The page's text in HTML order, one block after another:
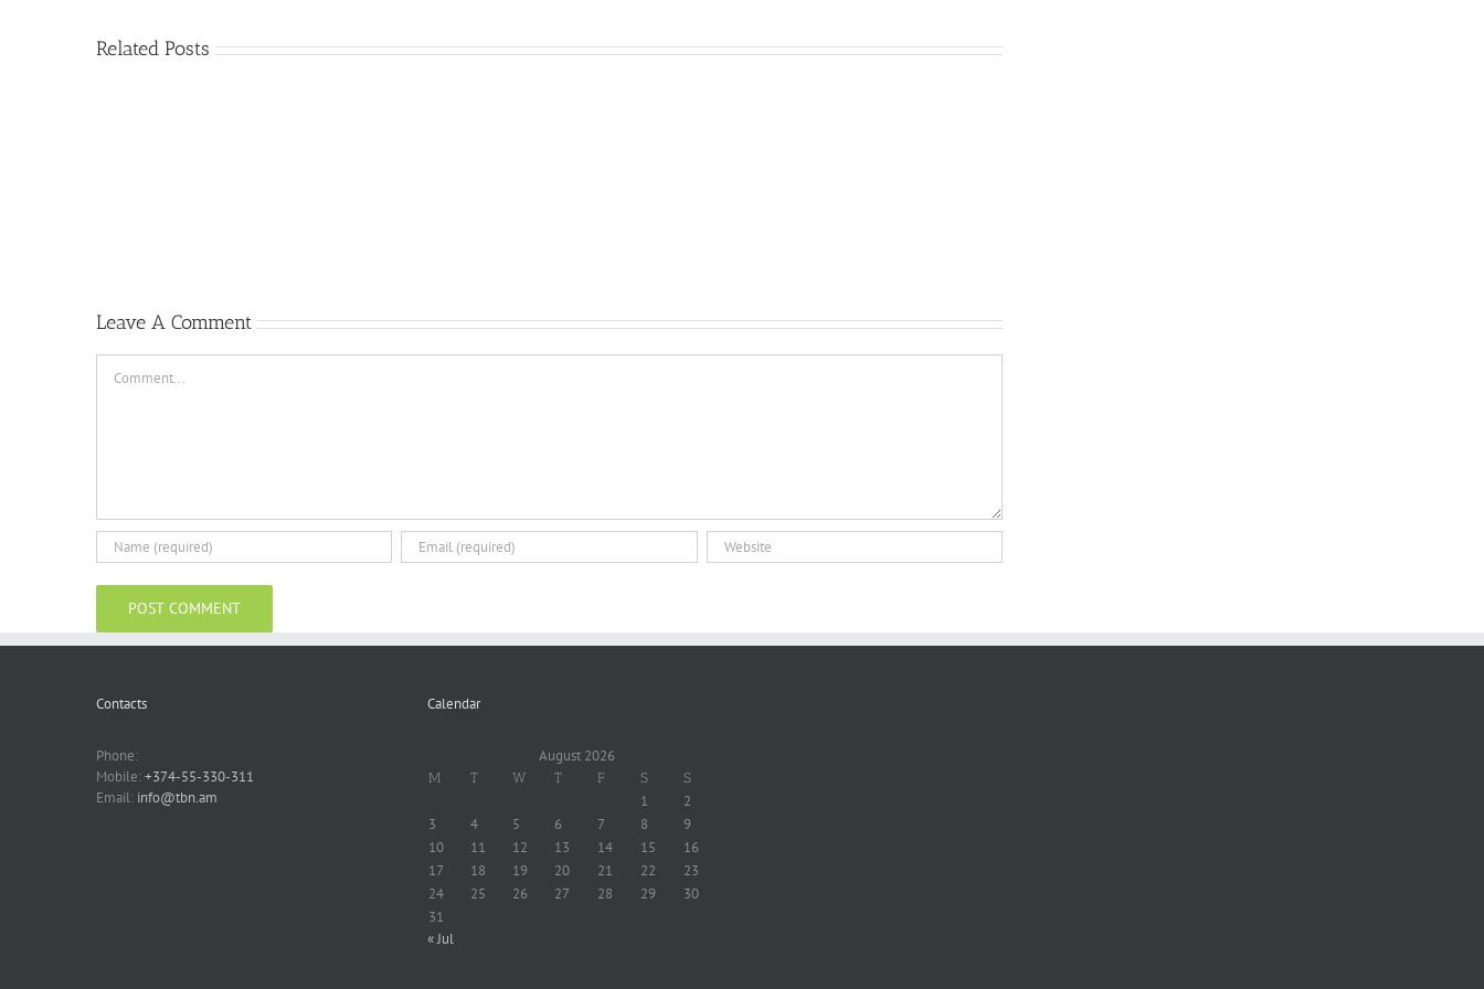
Related Posts
Leave A Comment
Contacts
Phone:
Mobile:+374-55-330-311
Email: info@tbn.am
Calendar
August 2026
M T W T F S S
1
2
3
4 5 6 7 8
9
10
11 12 13 14 15
16
17
18 19 20 21 22
23
24
25 26 27 28 29
30
31
« Jul